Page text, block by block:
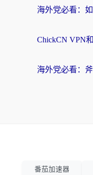
番茄加速器